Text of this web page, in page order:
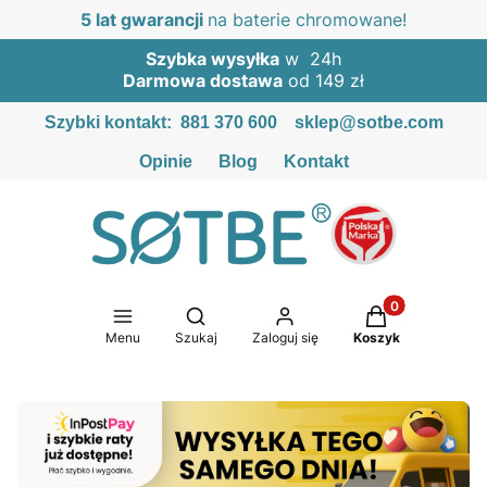
5 lat gwarancji na baterie chromowane!
Szybka wysyłka w 24h
Darmowa dostawa od 149 zł
Szybki kontakt: 881 370 600 sklep@sotbe.com
Opinie Blog Kontakt
Menu
Otwórz wyszukiwarkę
Szukaj Zaloguj się
Produkty w
Koszyk